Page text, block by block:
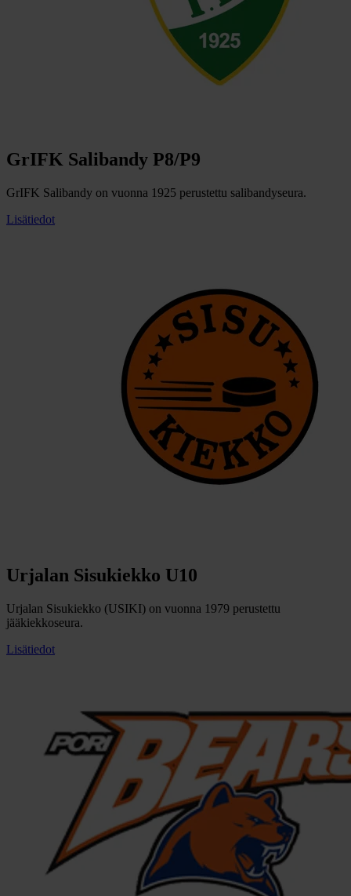
GrIFK Salibandy P8/P9
GrIFK Salibandy on vuonna 1925 perustettu salibandyseura.
Lisätiedot
Urjalan Sisukiekko U10
Urjalan Sisukiekko (USIKI) on vuonna 1979 perustettu
jääkiekkoseura.
Lisätiedot